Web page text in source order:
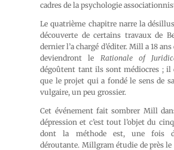
cadres de la psychologie
Le quatrième chapitre narre la
découverte de certains travaux de
dernier l’a chargé d’éditer. Mill a 18
deviendront le Rationale of
dégoûtent tant ils sont médiocres ; il
que le projet qui a fondé le sens de
vulgaire, un peu grossier.
Cet événement fait sombrer Mill
dépression et c’est tout l’objet du
dont la méthode est, une fois
déroutante. Millgram étudie de près